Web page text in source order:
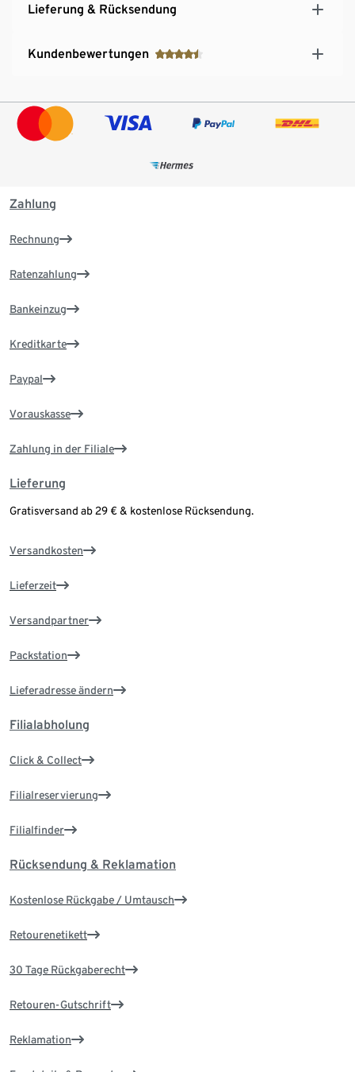
Lieferung & Rücksendung
Kundenbewertungen
Zahlung
Rechnung
Ratenzahlung
Bankeinzug
Kreditkarte
Paypal
Vorauskasse
Zahlung in der Filiale
Lieferung
Gratisversand ab 29 € & kostenlose Rücksendung.
Versandkosten
Lieferzeit
Versandpartner
Packstation
Lieferadresse ändern
Filialabholung
Click & Collect
Filialreservierung
Filialfinder
Rücksendung & Reklamation
Kostenlose Rückgabe / Umtausch
Retourenetikett
30 Tage Rückgaberecht
Retouren-Gutschrift
Reklamation